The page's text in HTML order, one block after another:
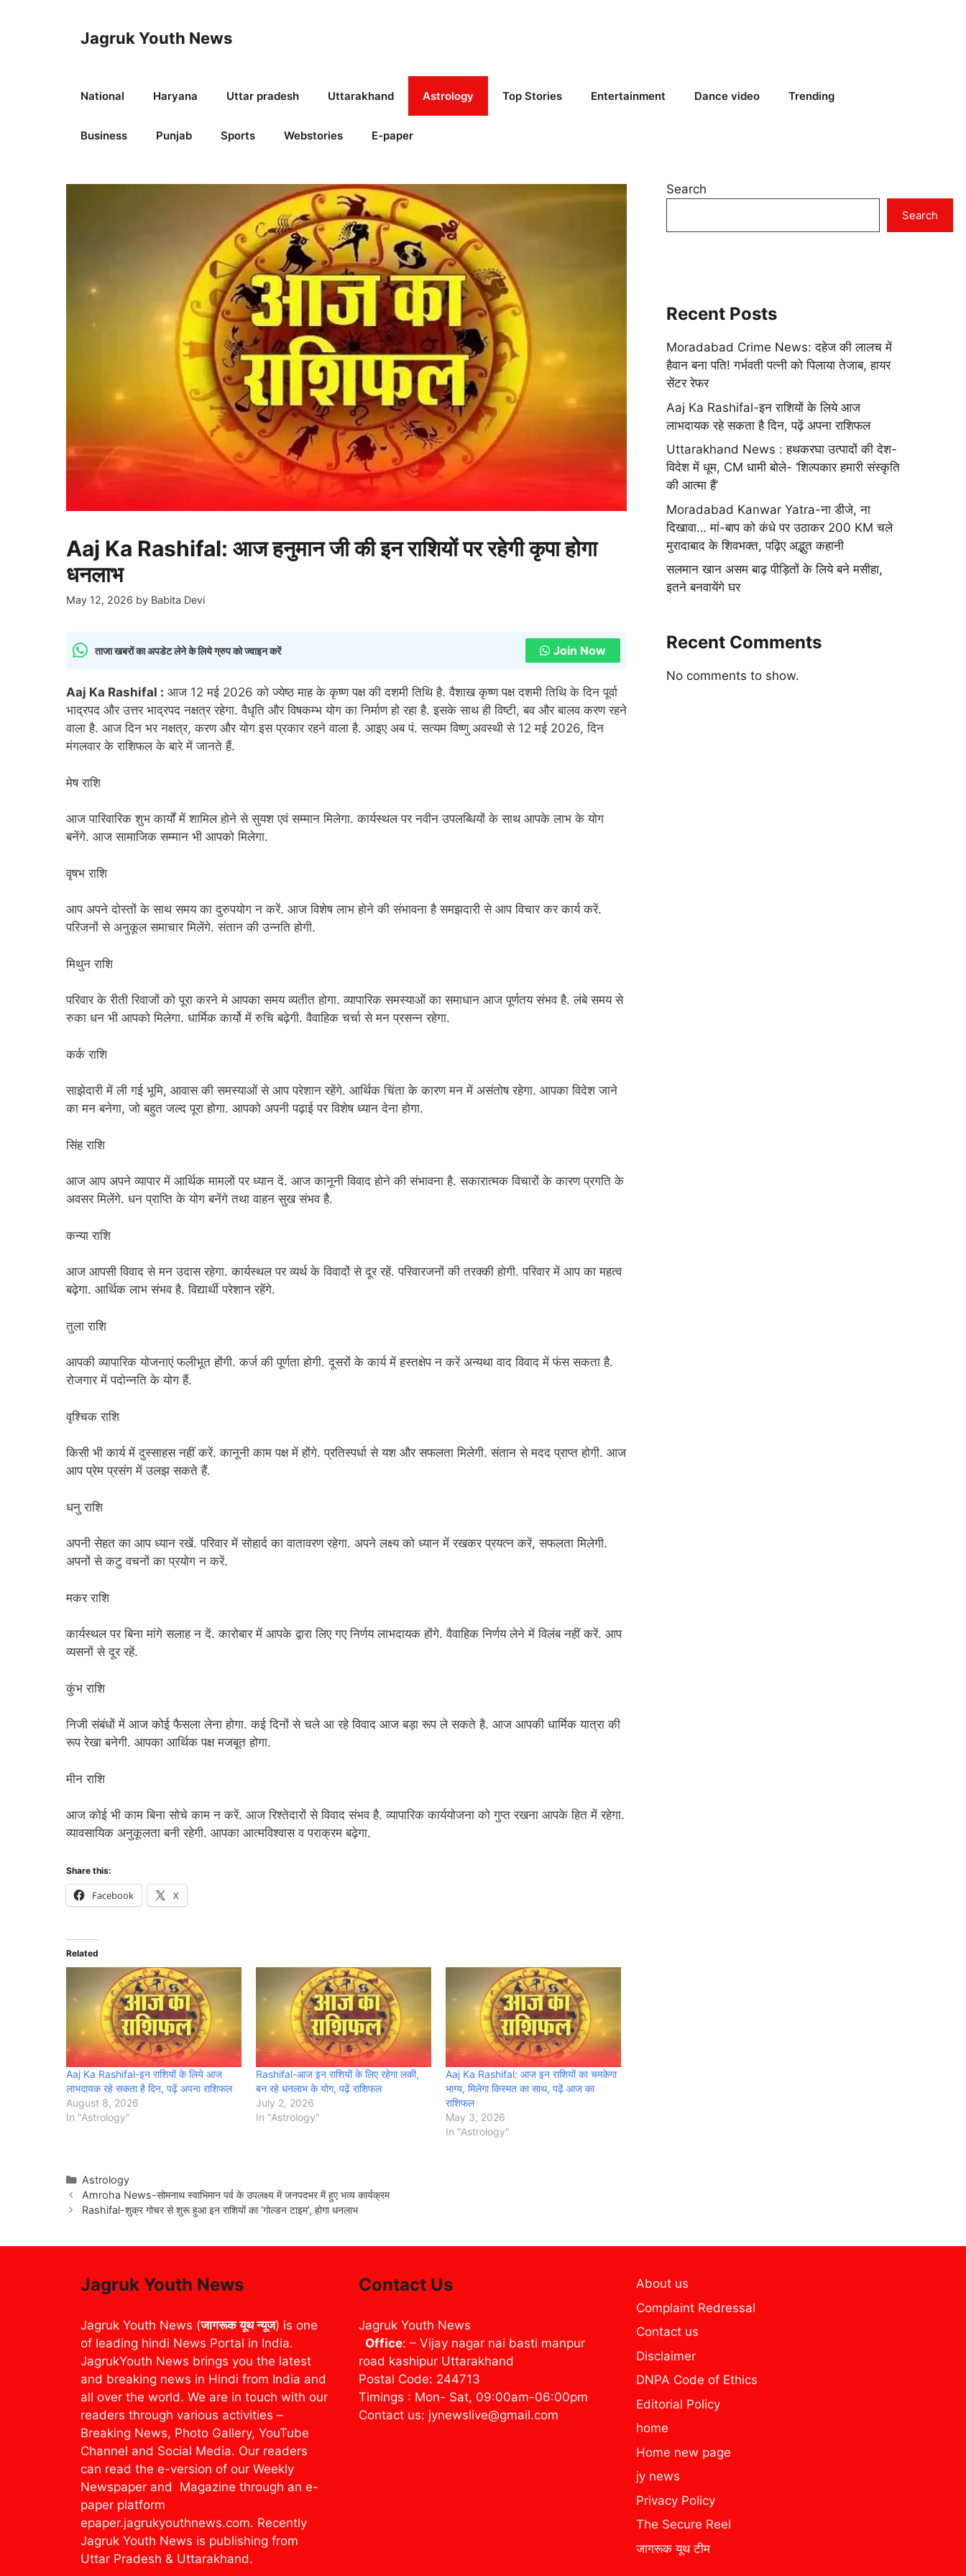
Jagruk Youth News
National Haryana Uttar pradesh Uttarakhand Astrology Top Stories Entertainment Dance video Trending
Business Punjab Sports Webstories E-paper
Aaj Ka Rashifal: आज हनुमान जी की इन राशियों पर रहेगी कृपा होगा
धनलाभ
May 12, 2026 by Babita Devi
ताजा खबरों का अपडेट लेने के लिये ग्रुप को ज्वाइन करें Join Now
Aaj Ka Rashifal : आज 12 मई 2026 को ज्येष्ठ माह के कृष्ण पक्ष की दशमी तिथि है. वैशाख कृष्ण पक्ष दशमी तिथि के दिन पूर्वा
भाद्रपद और उत्तर भाद्रपद नक्षत्र रहेगा. वैधृति और विषकम्भ योग का निर्माण हो रहा है. इसके साथ ही विष्टी, बव और बालव करण रहने
वाला है. आज दिन भर नक्षत्र, करण और योग इस प्रकार रहने वाला है. आइए अब पं. सत्यम विष्णु अवस्थी से 12 मई 2026, दिन
मंगलवार के राशिफल के बारे में जानते हैं.
मेष राशि
आज पारिवारिक शुभ कार्यों में शामिल होने से सुयश एवं सम्मान मिलेगा. कार्यस्थल पर नवीन उपलब्धियों के साथ आपके लाभ के योग
बनेंगे. आज सामाजिक सम्मान भी आपको मिलेगा.
वृषभ राशि
आप अपने दोस्तों के साथ समय का दुरुपयोग न करें. आज विशेष लाभ होने की संभावना है समझदारी से आप विचार कर कार्य करें.
परिजनों से अनुकूल समाचार मिलेंगे. संतान की उन्नति होगी.
मिथुन राशि
परिवार के रीती रिवाजों को पूरा करने मे आपका समय व्यतीत होगा. व्यापारिक समस्याओं का समाधान आज पूर्णतय संभव है. लंबे समय से
रुका धन भी आपको मिलेगा. धार्मिक कार्यो में रुचि बढ़ेगी. वैवाहिक चर्चा से मन प्रसन्न रहेगा.
कर्क राशि
साझेदारी में ली गई भूमि, आवास की समस्याओं से आप परेशान रहेंगे. आर्थिक चिंता के कारण मन में असंतोष रहेगा. आपका विदेश जाने
का मन बनेगा, जो बहुत जल्द पूरा होगा. आपको अपनी पढ़ाई पर विशेष ध्यान देना होगा.
सिंह राशि
आज आप अपने व्यापार में आर्थिक मामलों पर ध्यान दें. आज कानूनी विवाद होने की संभावना है. सकारात्मक विचारों के कारण प्रगति के
अवसर मिलेंगे. धन प्राप्ति के योग बनेंगे तथा वाहन सुख संभव है.
कन्या राशि
आज आपसी विवाद से मन उदास रहेगा. कार्यस्थल पर व्यर्थ के विवादों से दूर रहें. परिवारजनों की तरक्की होगी. परिवार में आप का महत्व
बढ़ेगा. आर्थिक लाभ संभव है. विद्यार्थी परेशान रहेंगे.
तुला राशि
आपकी व्यापारिक योजनाएं फलीभूत होंगी. कर्ज की पूर्णता होगी. दूसरों के कार्य में हस्तक्षेप न करें अन्यथा वाद विवाद में फंस सकता है.
रोजगार में पदोन्नति के योग हैं.
वृश्चिक राशि
किसी भी कार्य में दुस्साहस नहीं करें. कानूनी काम पक्ष में होंगे. प्रतिस्पर्धा से यश और सफलता मिलेगी. संतान से मदद प्राप्त होगी. आज
आप प्रेम प्रसंग में उलझ सकते हैं.
धनु राशि
अपनी सेहत का आप ध्यान रखें. परिवार में सोहार्द का वातावरण रहेगा. अपने लक्ष्य को ध्यान में रखकर प्रयत्न करें, सफलता मिलेगी.
अपनों से कटु वचनों का प्रयोग न करें.
मकर राशि
कार्यस्थल पर बिना मांगे सलाह न दें. कारोबार में आपके द्वारा लिए गए निर्णय लाभदायक होंगे. वैवाहिक निर्णय लेने में विलंब नहीं करें. आप
व्यसनों से दूर रहें.
कुंभ राशि
निजी संबंधों में आज कोई फैसला लेना होगा. कई दिनों से चले आ रहे विवाद आज बड़ा रूप ले सकते है. आज आपकी धार्मिक यात्रा की
रूप रेखा बनेगी. आपका आर्थिक पक्ष मजबूत होगा.
मीन राशि
आज कोई भी काम बिना सोचे काम न करें. आज रिश्तेदारों से विवाद संभव है. व्यापारिक कार्ययोजना को गुप्त रखना आपके हित में रहेगा.
व्यावसायिक अनुकूलता बनी रहेगी. आपका आत्मविश्वास व पराक्रम बढ़ेगा.
Share this:
Facebook X
Related
Aaj Ka Rashifal-इन राशियों के लिये आज
लाभदायक रहे सकता है दिन, पढ़ें अपना राशिफल
August 8, 2026
In "Astrology"
Rashifal-आज इन राशियों के लिए रहेगा लकी,
बन रहे धनलाभ के योग, पढ़ें राशिफल
July 2, 2026
In "Astrology"
Aaj Ka Rashifal: आज इन राशियों का चमकेगा
भाग्य, मिलेगा किस्मत का साथ, पढ़ें आज का
राशिफल
May 3, 2026
In "Astrology"
Categories
Astrology
Amroha News-सोमनाथ स्वाभिमान पर्व के उपलक्ष्य में जनपदभर में हुए भव्य कार्यक्रम
Rashifal-शुक्र गोचर से शुरू हुआ इन राशियों का ‘गोल्डन टाइम’, होगा धनलाभ
Search
Search
Recent Posts
Moradabad Crime News: दहेज की लालच में
हैवान बना पति! गर्भवती पत्नी को पिलाया तेजाब, हायर
सेंटर रेफर
Aaj Ka Rashifal-इन राशियों के लिये आज
लाभदायक रहे सकता है दिन, पढ़ें अपना राशिफल
Uttarakhand News : हथकरघा उत्पादों की देश-
विदेश में धूम, CM धामी बोले- ‘शिल्पकार हमारी संस्कृति
की आत्मा हैं’
Moradabad Kanwar Yatra-ना डीजे, ना
दिखावा… मां-बाप को कंधे पर उठाकर 200 KM चले
मुरादाबाद के शिवभक्त, पढ़िए अद्भुत कहानी
सलमान खान असम बाढ़ पीड़ितों के लिये बने मसीहा,
इतने बनवायेंगे घर
Recent Comments
No comments to show.
Jagruk Youth News
Jagruk Youth News (जागरूक यूथ न्यूज) is one
of leading hindi News Portal in India.
JagrukYouth News brings you the latest
and breaking news in Hindi from India and
all over the world. We are in touch with our
readers through various activities –
Breaking News, Photo Gallery, YouTube
Channel and Social Media. Our readers
can read the e-version of our Weekly
Newspaper and Magazine through an e-
paper platform
epaper.jagrukyouthnews.com. Recently
Jagruk Youth News is publishing from
Uttar Pradesh & Uttarakhand.
Contact Us
Jagruk Youth News
Office: – Vijay nagar nai basti manpur
road kashipur Uttarakhand
Postal Code: 244713
Timings : Mon- Sat, 09:00am-06:00pm
Contact us: jynewslive@gmail.com
About us
Complaint Redressal
Contact us
Disclaimer
DNPA Code of Ethics
Editorial Policy
home
Home new page
jy news
Privacy Policy
The Secure Reel
जागरूक यूथ टीम